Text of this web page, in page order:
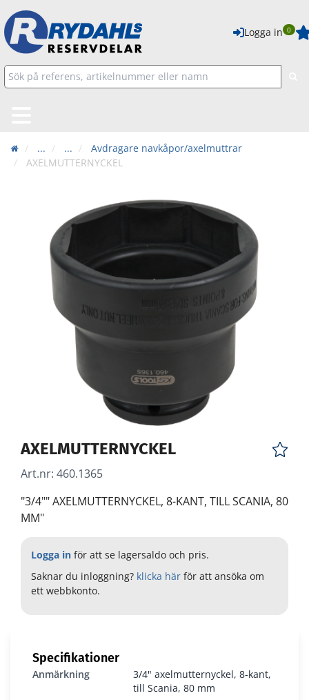
Logga in 0
... ...
Avdragare navkåpor/axelmuttrar
AXELMUTTERNYCKEL
AXELMUTTERNYCKEL
Art.nr: 460.1365
"3/4"" AXELMUTTERNYCKEL, 8-KANT, TILL SCANIA, 80
MM"
Logga in för att se lagersaldo och pris.
Saknar du inloggning? klicka här för att ansöka om
ett webbkonto.
Specifikationer
Anmärkning
3/4" axelmutternyckel, 8-kant,
till Scania, 80 mm